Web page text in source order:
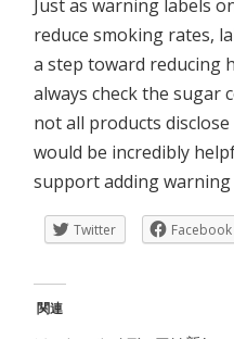
Just as warning labels
reduce smoking rates,
a step toward reducing
always check the sugar
not all products
would be incredibly
support adding
Twitter Facebook
関連